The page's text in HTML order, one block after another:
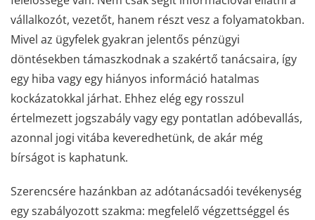
vállalkozót, vezetőt, hanem részt vesz a folyamatokban.
Mivel az ügyfelek gyakran jelentős pénzügyi
döntésekben támaszkodnak a szakértő tanácsaira, így
egy hiba vagy egy hiányos információ hatalmas
kockázatokkal járhat. Ehhez elég egy rosszul
értelmezett jogszabály vagy egy pontatlan adóbevallás,
azonnal jogi vitába keveredhetünk, de akár még
bírságot is kaphatunk.
Szerencsére hazánkban az adótanácsadói tevékenység
egy szabályozott szakma: megfelelő végzettséggel és